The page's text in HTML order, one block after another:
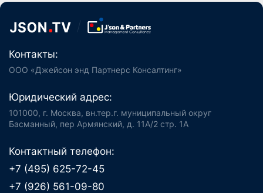
Контакты:
ООО «Джейсон энд Партнерс Консалтинг»
Юридический адрес:
101000, г. Москва, вн.тер.г. муниципальный округ
Басманный, пер Армянский, д. 11А/2 стр. 1А
Контактный телефон:
+7 (495) 625-72-45
+7 (926) 561-09-80